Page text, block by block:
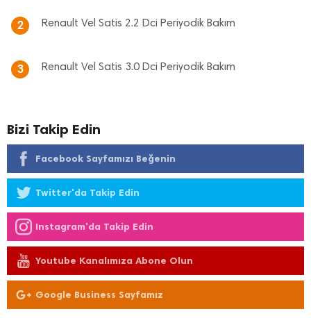
2 Renault Vel Satis 2.2 Dci Periyodik Bakım
3 Renault Vel Satis 3.0 Dci Periyodik Bakım
Bizi Takip Edin
Facebook Sayfamızı Beğenin
Twitter'da Takip Edin
Instagram'da Takip Edin
Youtube Kanalımıza Abone Olun
Google Business Sayfamız